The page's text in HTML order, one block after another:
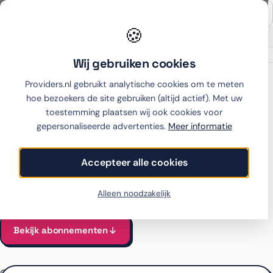
🍪
Wij gebruiken cookies
Providers.nl gebruikt analytische cookies om te meten
hoe bezoekers de site gebruiken (altijd actief). Met uw
toestemming plaatsen wij ook cookies voor
gepersonaliseerde advertenties. Meer informatie
Accepteer alle cookies
Alleen noodzakelijk
Thuiswinkel partner
iPhone 12›Simyo
iPhone 12 met abonnement
bij Simyo
Alle Simyo-abonnementen voor de iPhone 12 vergeleken
Vanaf €18 per maand, all-in incl. toestel
Bekijk abonnementen